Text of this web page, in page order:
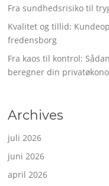
Fra sundhedsrisiko til
Kvalitet og tillid:
fredensborg
Fra kaos til kontrol:
beregner din
Archives
juli 2026
juni 2026
april 2026